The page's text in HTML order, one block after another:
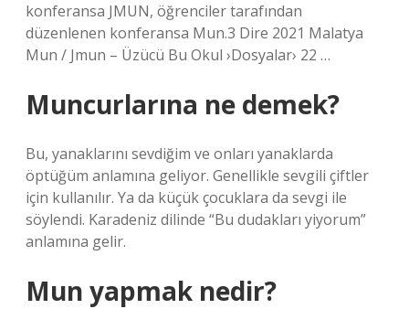
konferansa JMUN, öğrenciler tarafından
düzenlenen konferansa Mun.3 Dire 2021 Malatya
Mun / Jmun – Üzücü Bu Okul ›Dosyalar› 22 …
Muncurlarına ne demek?
Bu, yanaklarını sevdiğim ve onları yanaklarda
öptüğüm anlamına geliyor. Genellikle sevgili çiftler
için kullanılır. Ya da küçük çocuklara da sevgi ile
söylendi. Karadeniz dilinde “Bu dudakları yiyorum”
anlamına gelir.
Mun yapmak nedir?